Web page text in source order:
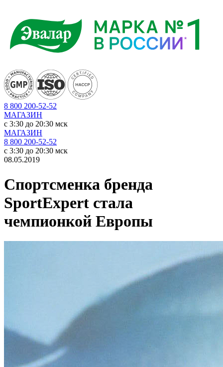
8 800 200-52-52
МАГАЗИН
c 3:30 до 20:30 мск
МАГАЗИН
8 800 200-52-52
c 3:30 до 20:30 мск
08.05.2019
Спортсменка бренда
SportExpert стала
чемпионкой Европы